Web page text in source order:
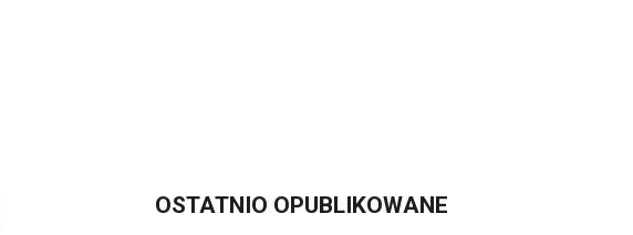
OSTATNIO OPUBLIKOWANE